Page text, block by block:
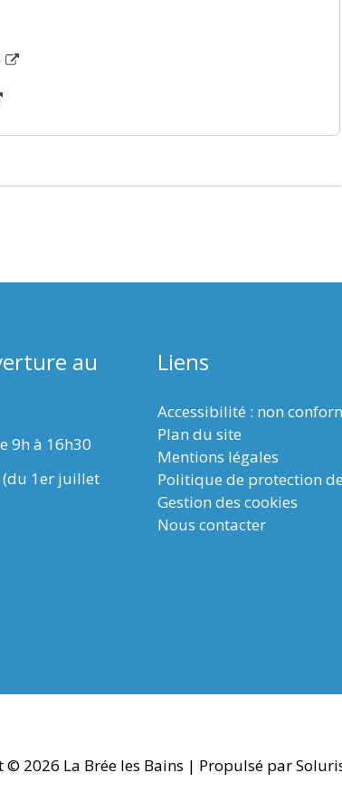
au
9h à 16h30
(du 1er juillet
Liens
Accessibilité : non
Plan du site
Mentions légales
Politique de protection
Gestion des cookies
Nous contacter
© 2026 La Brée les Bains | Propulsé par